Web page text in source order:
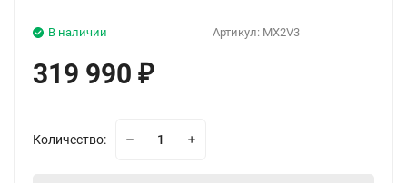
Артикул: MX2V3
В наличии
319 990 ₽
Количество: